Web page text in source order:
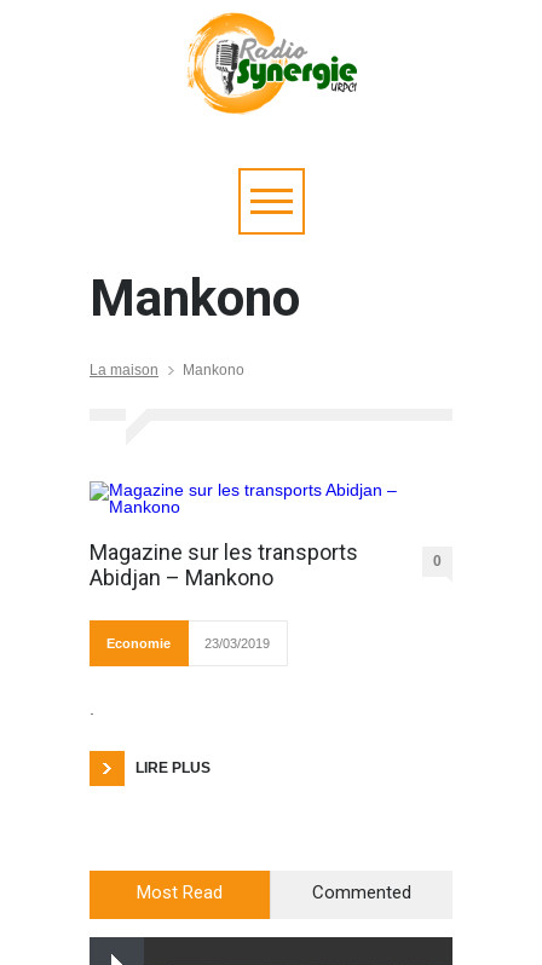
Mankono
La maison Mankono
Magazine sur les transports
Abidjan – Mankono
0
Economie 23/03/2019
LIRE PLUS
Most Read Commented